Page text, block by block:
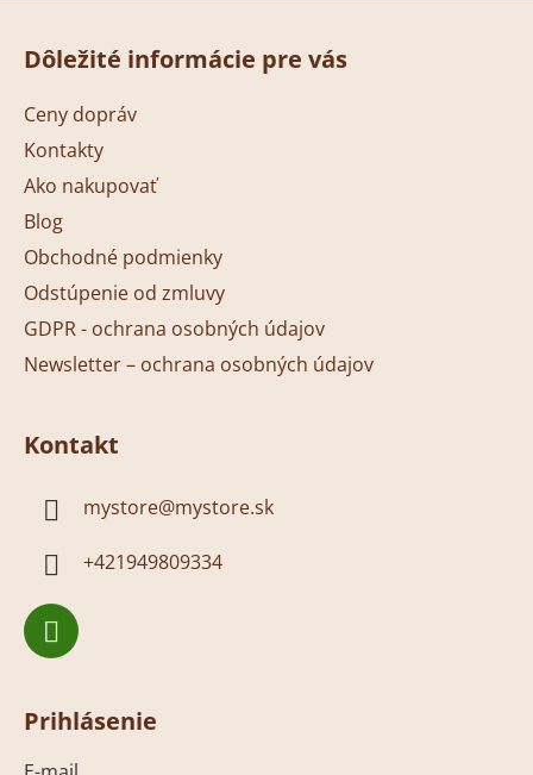
Z
Dôležité informácie pre vás
Ceny dopráv
Kontakty
Ako nakupovať
Blog
Obchodné podmienky
Odstúpenie od zmluvy
GDPR - ochrana osobných údajov
Newsletter – ochrana osobných údajov
Kontakt
mystore@mystore.sk
+421949809334
Prihlásenie